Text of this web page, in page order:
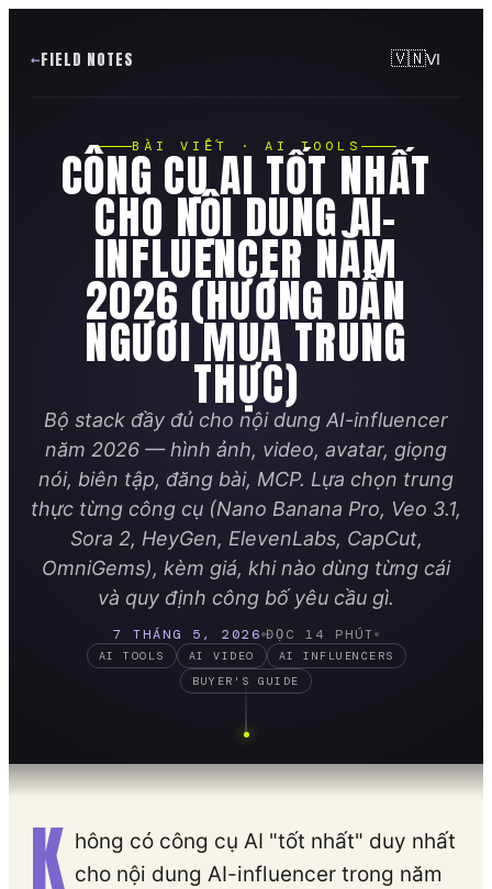
FIELD NOTES 🇻🇳VI
BÀI VIẾT · AI TOOLS
CÔNG CỤ AI TỐT NHẤT
CHO NỘI DUNG AI-
INFLUENCER NĂM
2026 (HƯỚNG DẪN
NGƯỜI MUA TRUNG
THỰC)
Bộ stack đầy đủ cho nội dung AI-influencer
năm 2026 — hình ảnh, video, avatar, giọng
nói, biên tập, đăng bài, MCP. Lựa chọn trung
thực từng công cụ (Nano Banana Pro, Veo 3.1,
Sora 2, HeyGen, ElevenLabs, CapCut,
OmniGems), kèm giá, khi nào dùng từng cái
và quy định công bố yêu cầu gì.
7 THÁNG 5, 2026 ĐỌC 14 PHÚT
AI TOOLS AI VIDEO
AI INFLUENCERS
BUYER'S GUIDE
K hông có công cụ AI "tốt nhất" duy nhất
cho nội dung AI-influencer trong năm